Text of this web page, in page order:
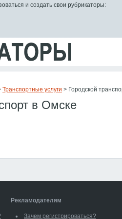
Транспортные услуги > Городской
в Омске
Рекламодателям
Зачем регистрироваться?
и создать свои рубрикаторы: